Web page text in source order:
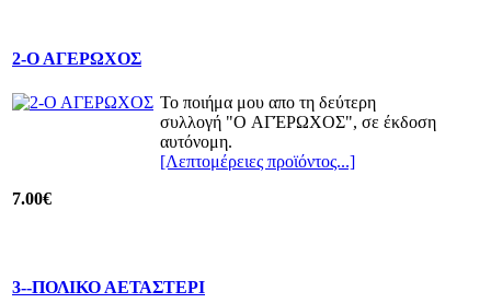
2-Ο ΑΓΕΡΩΧΟΣ
Το ποιήμα μου απο τη δεύτερη
συλλογή "O ΑΓΈΡΩΧΟΣ", σε έκδοση
αυτόνομη.
[Λεπτομέρειες προϊόντος...]
7.00€
3--ΠΟΛΙΚΟ ΑΕΤΑΣΤΕΡΙ